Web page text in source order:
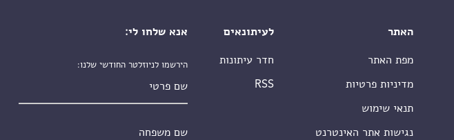
האתר
מפת האתר
מדיניות פרטיות
תנאי שימוש
נגישות אתר האינטרנט
לעיתונאים
חדר עיתונות
RSS
אנא שלחו לי:
הירשמו לניוזלטר החודשי שלנו: